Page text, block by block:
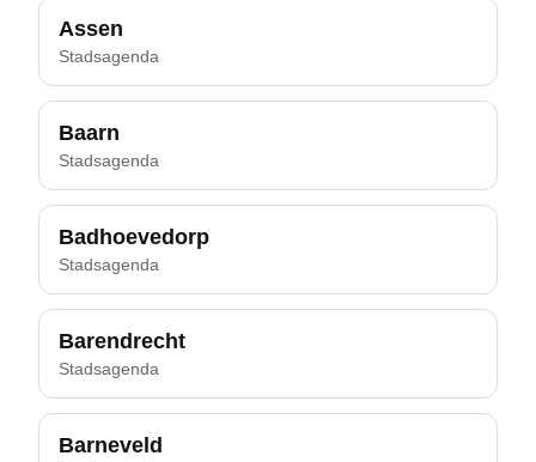
Assen
Stadsagenda
Baarn
Stadsagenda
Badhoevedorp
Stadsagenda
Barendrecht
Stadsagenda
Barneveld